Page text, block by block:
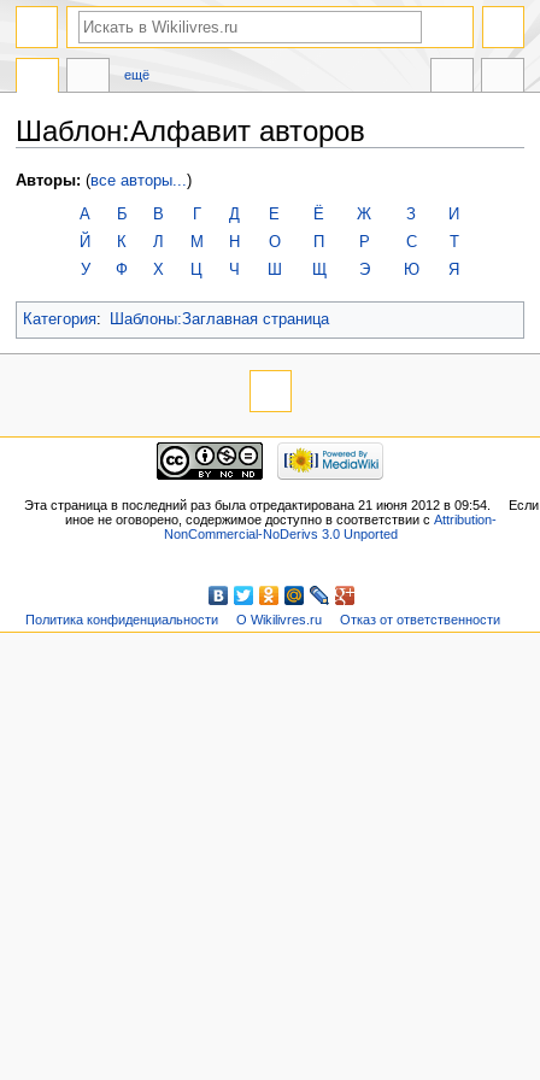
Шаблон:Алфавит авторов
Перейти
навигации
Перейти
Авторы: (все авторы... )
А Б В Д Е Ё Ж З
И
Й
К Л М Н О Р С
У
Ф Х Ц Ч Ш Щ Э Ю Я
Категория: Шаблоны:Заглавная страница
ещё
Эта страница в последний раз была отредактирована 21 июня 2012 в 09:54.
Если
иное не оговорено, содержимое доступно в соответствии сAttribution-
NonCommercial-NoDerivs 3.0 Unported
Политика конфиденциальности О Wikilivres.ru Отказ от ответственности